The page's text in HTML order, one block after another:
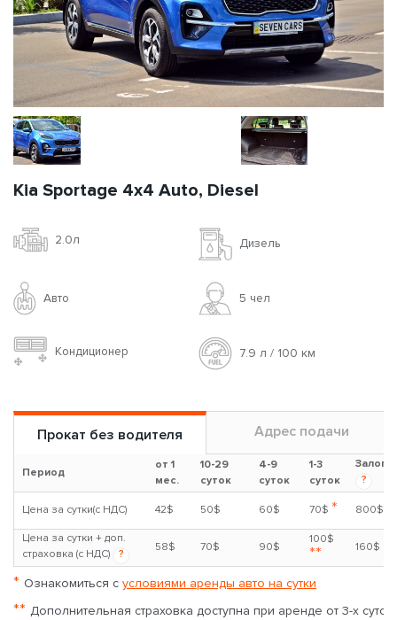
Kia Sportage 4x4 Auto, Diesel
2.0л Дизель
Авто 5 чел
Кондиционер 7.9 л / 100 км
Прокат без водителя Адрес подачи
Период
от 1
мес.
10-29
суток
4-9
суток
1-3
суток
Залог
?
Цена за сутки(с НДС) 42$ 50$ 60$ 70$ * 800$
Цена за сутки + доп.
страховка (с НДС)
?
58$ 70$ 90$
100$
** 160$
* Ознакомиться с условиями аренды авто на сутки
** Дополнительная страховка доступна при аренде от 3-х суток